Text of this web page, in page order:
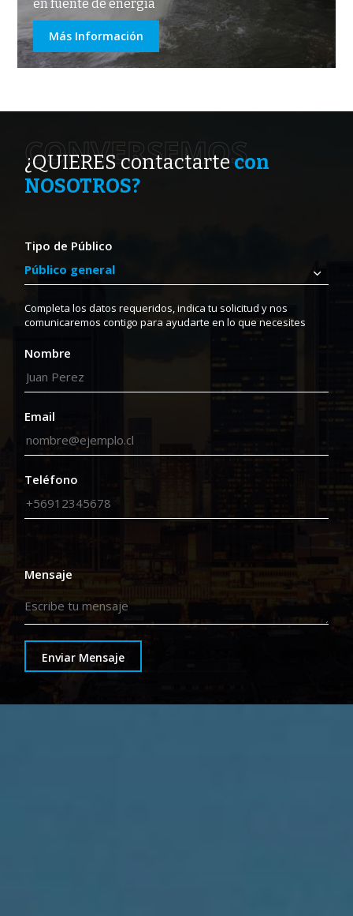
en fuente de energía
Más Información
CONVERSEMOS
¿QUIERES contactartecon
NOSOTROS?
Tipo de Público
Completa los datos requeridos, indica tu solicitud y nos
comunicaremos contigo para ayudarte en lo que necesites
Nombre
Email
Teléfono
Mensaje